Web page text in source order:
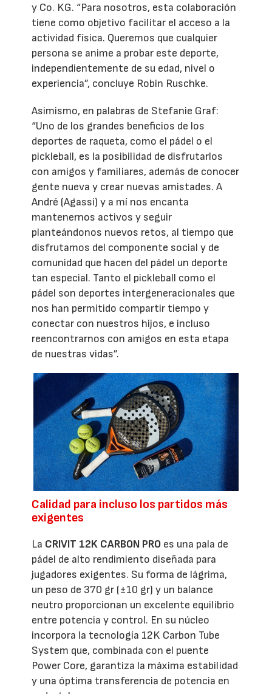
y Co. KG. “Para nosotros, esta colaboración
tiene como objetivo facilitar el acceso a la
actividad física. Queremos que cualquier
persona se anime a probar este deporte,
independientemente de su edad, nivel o
experiencia”, concluye Robin Ruschke.
Asimismo, en palabras de Stefanie Graf:
“Uno de los grandes beneficios de los
deportes de raqueta, como el pádel o el
pickleball, es la posibilidad de disfrutarlos
con amigos y familiares, además de conocer
gente nueva y crear nuevas amistades. A
André (Agassi) y a mí nos encanta
mantenernos activos y seguir
planteándonos nuevos retos, al tiempo que
disfrutamos del componente social y de
comunidad que hacen del pádel un deporte
tan especial. Tanto el pickleball como el
pádel son deportes intergeneracionales que
nos han permitido compartir tiempo y
conectar con nuestros hijos, e incluso
reencontrarnos con amigos en esta etapa
de nuestras vidas”.
Calidad para incluso los partidos más
exigentes
La CRIVIT 12K CARBON PRO es una pala de
pádel de alto rendimiento diseñada para
jugadores exigentes. Su forma de lágrima,
un peso de 370 gr (±10 gr) y un balance
neutro proporcionan un excelente equilibrio
entre potencia y control. En su núcleo
incorpora la tecnología 12K Carbon Tube
System que, combinada con el puente
Power Core, garantiza la máxima estabilidad
y una óptima transferencia de potencia en